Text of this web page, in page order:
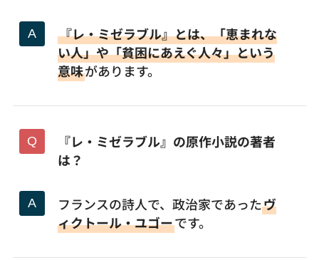
『レ・ミゼラブル』とは、「恵まれな
い人」や「貧困にあえぐ人々」という
意味があります。
『レ・ミゼラブル』の原作小説の著者
は？
フランスの詩人で、政治家であったヴ
ィクトール・ユゴーです。